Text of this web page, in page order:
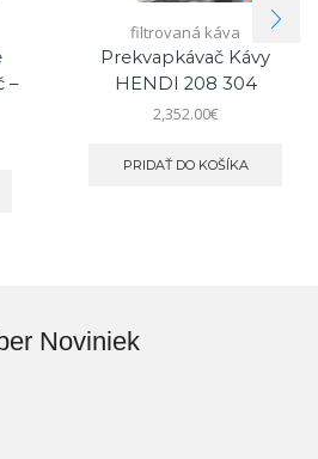
–
filtrovaná káva
Prekvapkávač Kávy
HENDI 208 304
2,352.00€
PRIDAŤ DO KOŠÍKA
Noviniek